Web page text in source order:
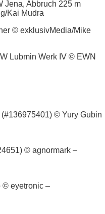
Jena, Abbruch 225 m
Kai Mudra
© exklusivMedia/Mike
Lubmin Werk IV © EWN
(#136975401) © Yury Gubin
© agnormark –
© eyetronic –